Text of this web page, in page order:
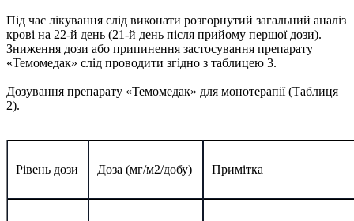
Під час лікування слід виконати розгорнутий загальний аналіз
крові на 22-й день (21-й день після прийому першої дози).
Зниження дози або припинення застосування препарату
«Темомедак» слід проводити згідно з таблицею 3.
Дозування препарату «Темомедак» для монотерапії (Таблиця
2).
Рівень дози Доза (мг/м2/добу) Примітка